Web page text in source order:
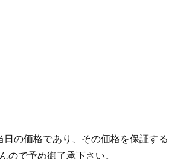
日の価格であり、その価格を保証する
ので予め御了承下さい。